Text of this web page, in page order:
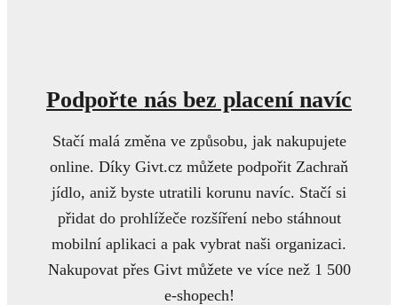
Podpořte nás bez placení navíc
Stačí malá změna ve způsobu, jak nakupujete
online. Díky Givt.cz můžete podpořit Zachraň
jídlo, aniž byste utratili korunu navíc. Stačí si
přidat do prohlížeče rozšíření nebo stáhnout
mobilní aplikaci a pak vybrat naši organizaci.
Nakupovat přes Givt můžete ve více než 1 500
e-shopech!